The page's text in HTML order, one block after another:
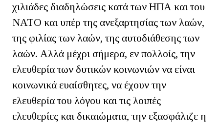
χιλιάδες διαδηλώσεις κατά των ΗΠΑ και του
ΝΑΤΟ και υπέρ της ανεξαρτησίας των λαών,
της φιλίας των λαών, της αυτοδιάθεσης των
λαών. Αλλά μέχρι σήμερα, εν πολλοίς, την
ελευθερία των δυτικών κοινωνιών να είναι
κοινωνικά ευαίσθητες, να έχουν την
ελευθερία του λόγου και τις λοιπές
ελευθερίες και δικαιώματα, την εξασφάλιζε η